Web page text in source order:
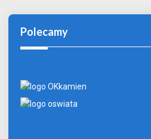
ZUS oferuje pomoc dla
oferowanej przez ZUS pomocy w
odroczenie terminu płatności
wyjątkowych przypadkach po
Polecamy